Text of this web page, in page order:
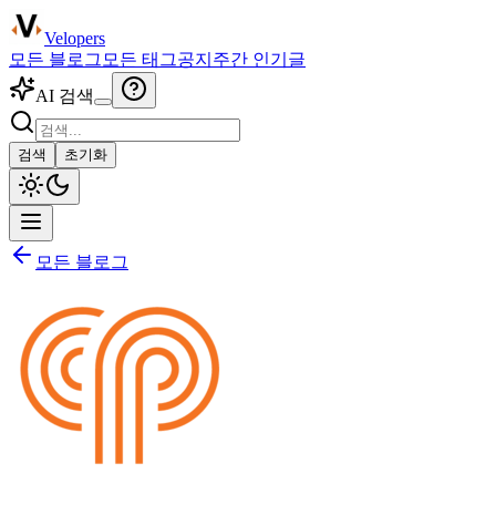
Velopers
모든 블로그 모든 태그공지 주간 인기글
AI 검색
검색 초기화
모든 블로그